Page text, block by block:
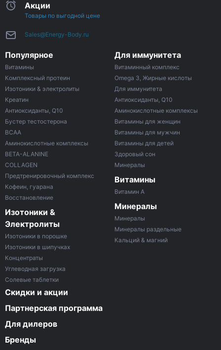
Акции
Товары по выгодной цене
Sales@Energy-Body.ru
Популярное
Витамины
Комплексный протеин
Изотоники & электролиты
Креатин
Антиоксиданты, Q10
Бустер тестостерона
ВСАА
Аминокислотные комплексы
BETA-ALANINE
COLLAGEN
Предтренировочный комплекс
Кофеин, гуарана
Восстановление
Изотоники &
Электролиты
Изотоники в порошке
Изотоники в шипучках
Концентраты
Углеводная загрузка
Солевые таблетки
Для иммунитета
Витаминный комплекс
Omega 3, Жирные кислоты
Для иммунитета
Антиоксиданты, Q10
Аминокислотные комплексы
Витамины для женщин
Витамины для мужчин
Витамины для детей
Здоровый сон
Минералы
Витамины
Витамин A
Минералы
Минералы
Минералы раздельные
Кальций & магний
Скидки и акции
Партнерская программа
Для дилеров
Бренды